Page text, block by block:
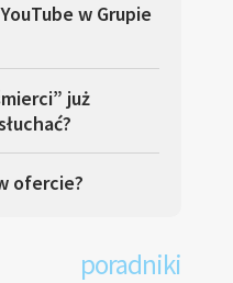
w Grupie
już
ofercie?
poradniki